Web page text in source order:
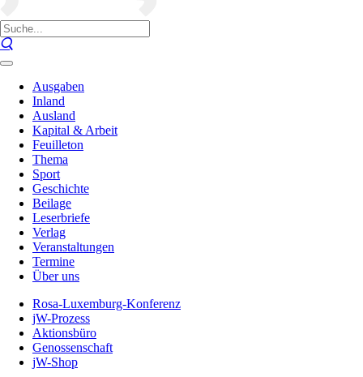
Ausgaben
Inland
Ausland
Kapital & Arbeit
Feuilleton
Thema
Sport
Geschichte
Beilage
Leserbriefe
Verlag
Veranstaltungen
Termine
Über uns
Rosa-Luxemburg-Konferenz
jW-Prozess
Aktionsbüro
Genossenschaft
jW-Shop